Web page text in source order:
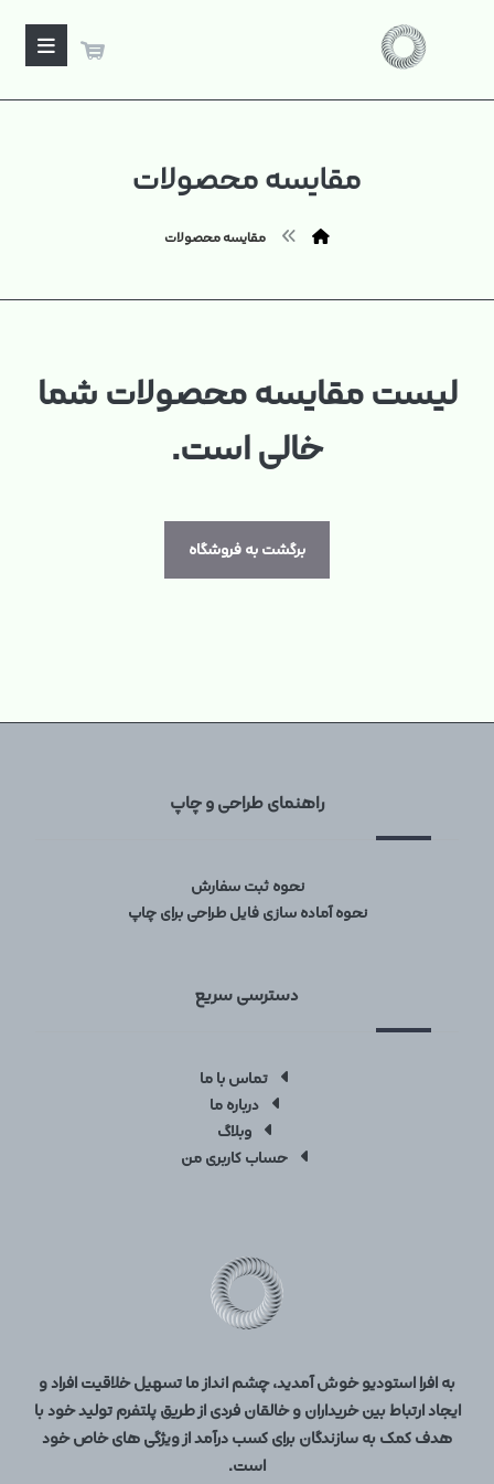
مقایسه محصولات
مقایسه محصولات
لیست مقایسه محصولات شما
خالی است.
برگشت به فروشگاه
راهنمای طراحی و چاپ
نحوه ثبت سفارش
نحوه آماده سازی فایل طراحی برای چاپ
دسترسی سریع
تماس با ما
درباره ما
وبلاگ
حساب کاربری من
به افرا استودیو خوش آمدید، چشم انداز ما تسهیل خلاقیت افراد و
ایجاد ارتباط بین خریداران و خالقان فردی از طریق پلتفرم تولید خود با
هدف کمک به سازندگان برای کسب درآمد از ویژگی های خاص خود
است.